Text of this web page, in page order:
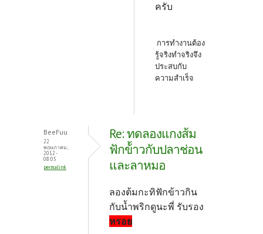
ครับ
การทำงานต้อง
รู้จริงทำจริงจึง
ประสบกับ
ความสำเร็จ
BeeFuu
22
พฤษภาคม,
2012 -
08:05
permalink
Re: ทดลองแกงส้ม
ฟักข้้าวกับปลาช่อน
และลาหมอ
ลองต้มกะทิฟักข้าวกิน
กับน้ำพริกดูนะพี่ รับรอง
หรอย